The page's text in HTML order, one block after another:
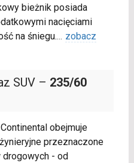
bieżnik posiada
nacięciami
na śniegu.... zobacz
SUV – 235/60
obejmuje
przeznaczone
drogowych - od